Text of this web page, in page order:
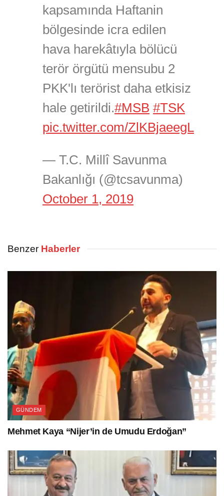
kapsamında Haftanin
bölgesinde icra edilen
hava harekâtıyla bölücü
terör örgütü mensubu 2
PKK'lı terörist daha etkisiz
hale getirildi.#MSB #TSK
pic.twitter.com/ZlKBjaeegL
— T.C. Millî Savunma
Bakanlığı (@tcsavunma)
October 1, 2019
Benzer Haberler
GÜNDEM
Mehmet Kaya “Nijer’in de Umudu Erdoğan”